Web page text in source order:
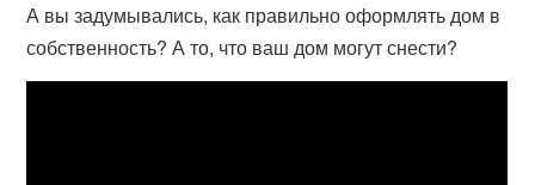
А вы задумывались, как правильно оформлять дом в
собственность? А то, что ваш дом могут снести?